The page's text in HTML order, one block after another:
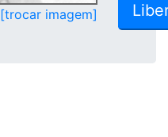
[trocar imagem]